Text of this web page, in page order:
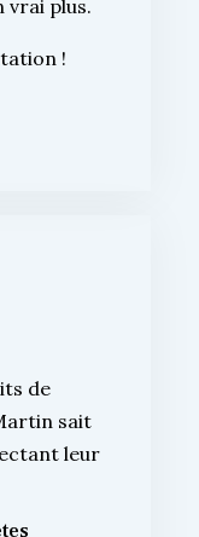
vrai plus.
!
de
sait
leur